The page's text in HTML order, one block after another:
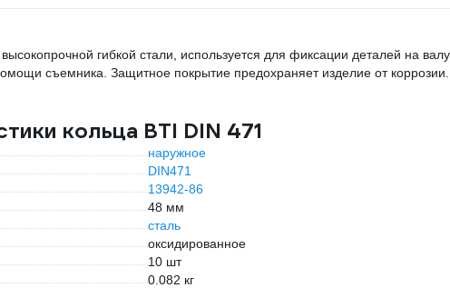
гибкой стали, используется для фиксации деталей на
съемника. Защитное покрытие предохраняет изделие от коррозии.
кольца BTI DIN 471
наружное
DIN471
13942-86
48 мм
сталь
оксидированное
10 шт
0.082 кг